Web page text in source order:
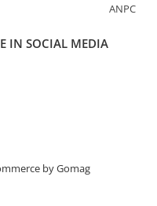
ANPC
IN SOCIAL MEDIA
by Gomag